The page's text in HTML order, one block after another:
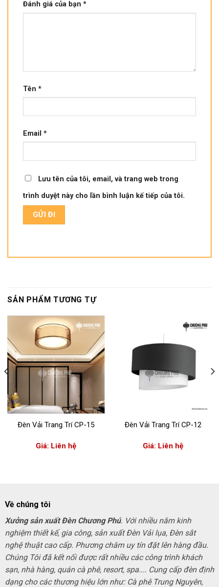
Đánh giá của bạn *
Tên *
Email *
Lưu tên của tôi, email, và trang web trong
trình duyệt này cho lần bình luận kế tiếp của tôi.
SẢN PHẨM TƯƠNG TỰ
Đèn Vải Trang Trí CP-15
Giá: Liên hệ
Đèn Vải Trang Trí CP-12
Giá: Liên hệ
Về chúng tôi
Xưởng sản xuất Đèn Chương Phú. Với nhiều năm kinh
nghiệm thiết kế, gia công, sản xuất Đèn Vải lụa, Đèn sắt
nghệ thuật cao cấp. Phương châm uy tín đặt lên hàng đầu.
Chúng Tôi đã kết nối được rất nhiều các công trình khách
sạn, nhà hàng, quán cà phê, resort, spa.... Cung cấp đèn định
dạng cho các thương hiệu lớn như: Cà phê Trung Nguyên,